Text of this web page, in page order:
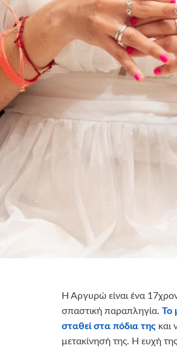
Η Αργυρώ είναι ένα
σπαστική παραπληγία. Το
σταθεί στα πόδια της και
μετακίνησή της. Η ευχή